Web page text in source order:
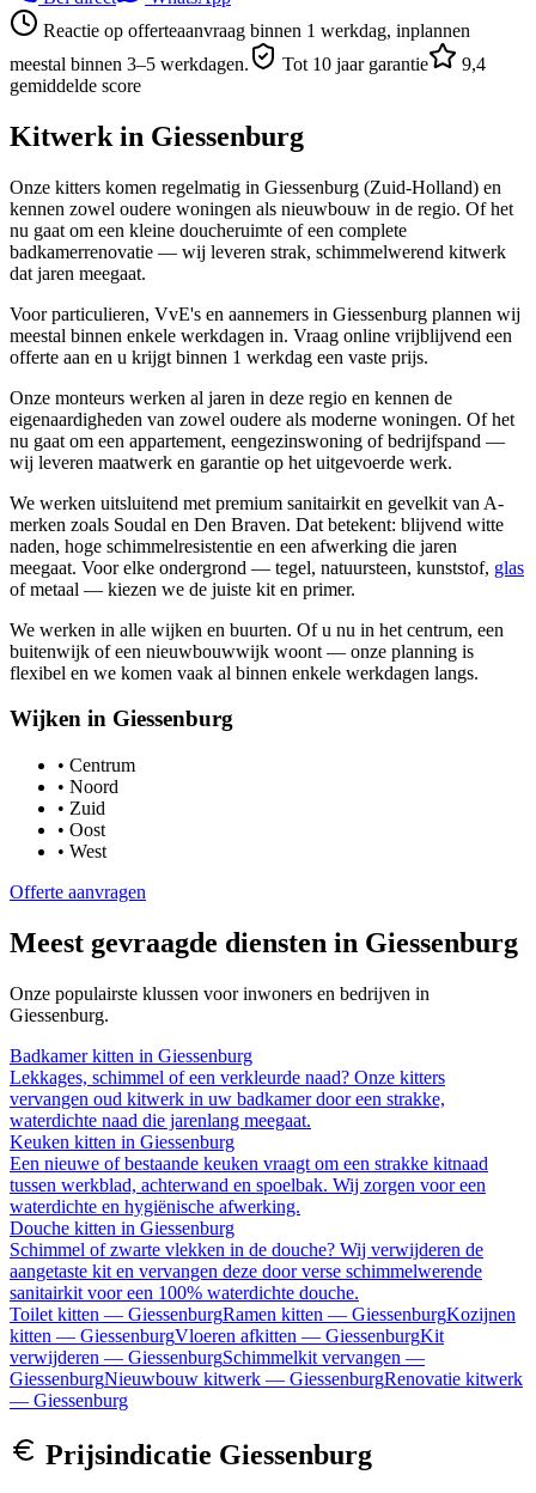
Reactie op offerteaanvraag binnen 1 werkdag, inplannen
meestal binnen 3–5 werkdagen.
Tot 10 jaar garantie
9,4
gemiddelde score
Kitwerk in Giessenburg
Onze kitters komen regelmatig in Giessenburg (Zuid-Holland) en
kennen zowel oudere woningen als nieuwbouw in de regio. Of het
nu gaat om een kleine doucheruimte of een complete
badkamerrenovatie — wij leveren strak, schimmelwerend kitwerk
dat jaren meegaat.
Voor particulieren, VvE's en aannemers in Giessenburg plannen wij
meestal binnen enkele werkdagen in. Vraag online vrijblijvend een
offerte aan en u krijgt binnen 1 werkdag een vaste prijs.
Onze monteurs werken al jaren in deze regio en kennen de
eigenaardigheden van zowel oudere als moderne woningen. Of het
nu gaat om een appartement, eengezinswoning of bedrijfspand —
wij leveren maatwerk en garantie op het uitgevoerde werk.
We werken uitsluitend met premium sanitairkit en gevelkit van A-
merken zoals Soudal en Den Braven. Dat betekent: blijvend witte
naden, hoge schimmelresistentie en een afwerking die jaren
meegaat. Voor elke ondergrond — tegel, natuursteen, kunststof, glas
of metaal — kiezen we de juiste kit en primer.
We werken in alle wijken en buurten. Of u nu in het centrum, een
buitenwijk of een nieuwbouwwijk woont — onze planning is
flexibel en we komen vaak al binnen enkele werkdagen langs.
Wijken in Giessenburg
• Centrum
• Noord
• Zuid
• Oost
• West
Offerte aanvragen
Meest gevraagde diensten in Giessenburg
Onze populairste klussen voor inwoners en bedrijven in
Giessenburg.
Badkamer kitten in Giessenburg
Lekkages, schimmel of een verkleurde naad? Onze kitters
vervangen oud kitwerk in uw badkamer door een strakke,
waterdichte naad die jarenlang meegaat.
Keuken kitten in Giessenburg
Een nieuwe of bestaande keuken vraagt om een strakke kitnaad
tussen werkblad, achterwand en spoelbak. Wij zorgen voor een
waterdichte en hygiënische afwerking.
Douche kitten in Giessenburg
Schimmel of zwarte vlekken in de douche? Wij verwijderen de
aangetaste kit en vervangen deze door verse schimmelwerende
sanitairkit voor een 100% waterdichte douche.
Toilet kitten — GiessenburgRamen kitten — GiessenburgKozijnen
kitten — GiessenburgVloeren afkitten — GiessenburgKit
verwijderen — GiessenburgSchimmelkit vervangen —
GiessenburgNieuwbouw kitwerk — GiessenburgRenovatie kitwerk
— Giessenburg
Prijsindicatie Giessenburg